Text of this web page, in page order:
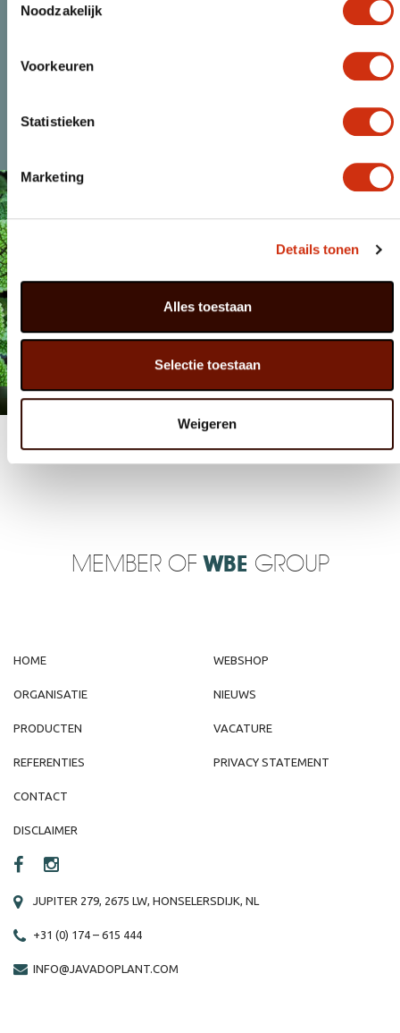
Noodzakelijk
Voorkeuren
Statistieken
Marketing
Details tonen
Alles toestaan
Selectie toestaan
Weigeren
KLANT WORDEN
FACEBOOK
MEMBER OF WBE GROUP
HOME
ORGANISATIE
PRODUCTEN
REFERENTIES
WEBSHOP
NIEUWS
VACATURE
PRIVACY STATEMENT
CONTACT
DISCLAIMER
JUPITER 279, 2675 LW, HONSELERSDIJK, NL
+31 (0) 174 – 615 444
INFO@JAVADOPLANT.COM